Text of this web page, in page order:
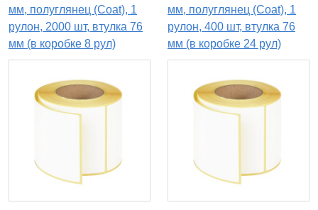
мм, полуглянец (Coat), 1
рулон, 2000 шт, втулка 76
мм (в коробке 8 рул)
мм, полуглянец (Coat), 1
рулон, 400 шт, втулка 76
мм (в коробке 24 рул)